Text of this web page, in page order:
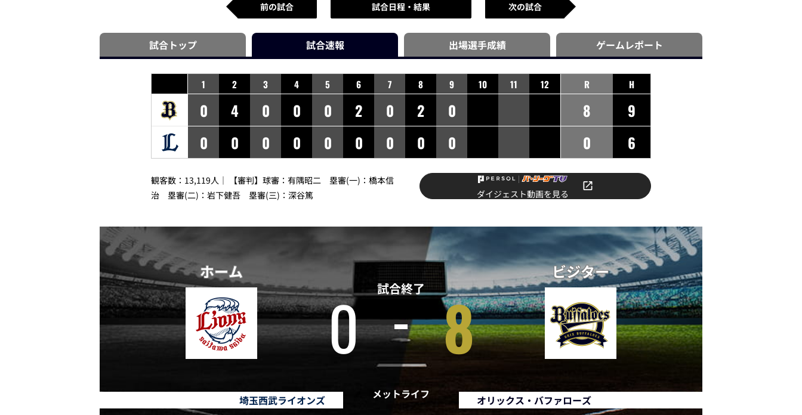
前の試合 試合日程・結果 次の試合
試合トップ 試合速報 出場選手成績 ゲームレポート
1 2 3 4 5 6 7 8 9 10 11 12
0 4 0 0 0 2 0 2
0
0
0 0 0 0 0 0 0 0
R H
8
9
0
6
観客数：13,119人｜ 【審判】球審：有隅昭二 塁審(一)：橋本信
治 塁審(二)：岩下健吾 塁審(三)：深谷篤
ダイジェスト動画を見る
ホーム
埼玉西武ライオンズ
試合終了
0 8
メットライフ
ビジター
オリックス・バファローズ